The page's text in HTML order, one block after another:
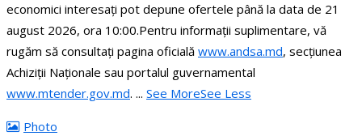
economici interesați pot depune ofertele până la data de 21
august 2026, ora 10:00.Pentru informații suplimentare, vă
rugăm să consultați pagina oficială www.andsa.md, secțiunea
Achiziții Naționale sau portalul guvernamental
www.mtender.gov.md. ... See MoreSee Less
Photo